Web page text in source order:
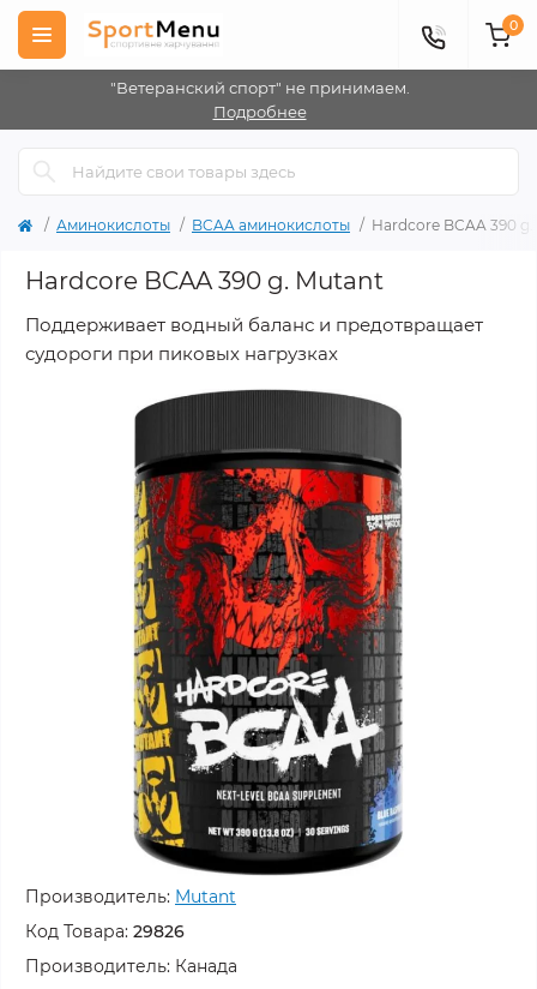
"Ветеранский спорт" не принимаем.
Подробнее
0
Аминокислоты BCAA аминокислоты Hardcore BCAA 390
Hardcore BCAA 390 g. Mutant
Поддерживает водный баланс и предотвращает
судороги при пиковых нагрузках
Производитель: Mutant
Код Товара: 29826
Производитель: Канада